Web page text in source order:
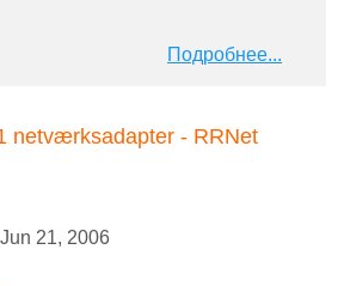
Подробнее...
netværksadapter - RRNet
Jun 21, 2006